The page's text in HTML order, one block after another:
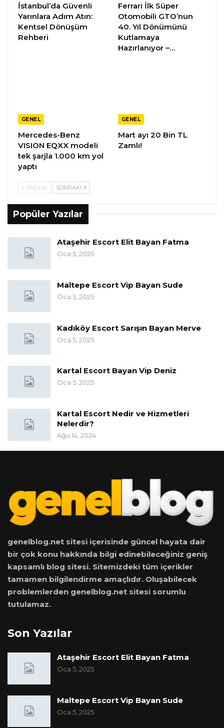
İstanbul’da Güvenli
Yarınlara Adım Atın:
Kentsel Dönüşüm
Rehberi
Ferrari İlk Süper
Otomobili GTO’nun
40. Yıl Dönümünü
Kutlamaya
Hazırlanıyor –…
GENEL
Mercedes-Benz
VISION EQXX modeli
tek şarjla 1.000 km yol
yaptı
GENEL
Mart ayı 20 Bin TL
Zamlı!
ÖNCEKI SONRAKI
Popüler Yazılar
Ataşehir Escort Elit Bayan Fatma
Oca 5, 2025
Maltepe Escort Vip Bayan Sude
Oca 5, 2025
Kadıköy Escort Sarışın Bayan Merve
Oca 5, 2025
Kartal Escort Bayan Vip Deniz
Oca 5, 2025
Kartal Escort Nedir ve Hizmetleri
Nelerdir?
Ağu 14, 2024
genelblog.net sitesi içerisinde güncel hayata dair
bir çok konu hakkında bilgi edinebileceğiniz geniş
kapsamlı blog sitesi. Sitemizdeki tüm içerikler
tamamen bilgilendirme amaçlıdır. Oluşabilecek
problemlerden genelblog.net sitesi sorumlu
tutulamaz.
Son Yazılar
Ataşehir Escort Elit Bayan Fatma
Oca 5, 2025
Maltepe Escort Vip Bayan Sude
Oca 5, 2025